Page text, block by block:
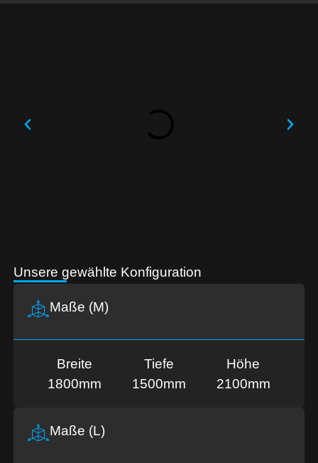
Unsere gewählte Konfiguration
Maße (M)
Breite
1800mm
Tiefe
1500mm
Höhe
2100mm
Maße (L)